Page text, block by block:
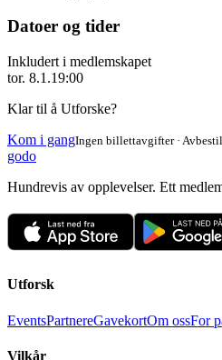
Datoer og tider
Inkludert i medlemskapet
tor. 8.1.19:00
Klar til å Utforske?
Kom i gangIngen billettavgifter ·
godo
Hundrevis av opplevelser. Ett
Utforsk
EventsPartnereGavekortOm ossFor
Vilkår